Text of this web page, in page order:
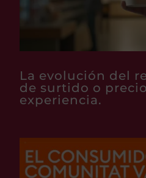
La evolución del
de surtido o
experiencia.